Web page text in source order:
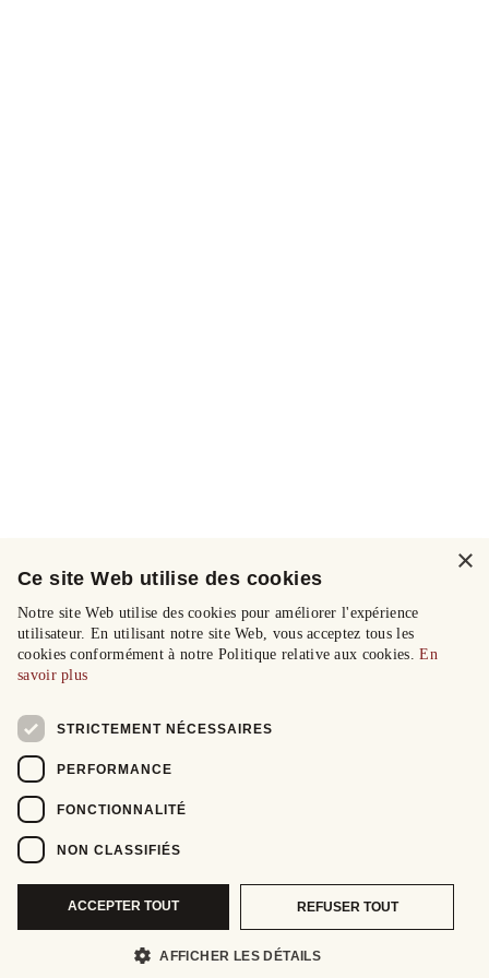
×
Ce site Web utilise des cookies
Notre site Web utilise des cookies pour améliorer l'expérience
utilisateur. En utilisant notre site Web, vous acceptez tous les
cookies conformément à notre Politique relative aux cookies.En
savoir plus
STRICTEMENT NÉCESSAIRES
PERFORMANCE
FONCTIONNALITÉ
NON CLASSIFIÉS
ACCEPTER TOUT REFUSER TOUT
AFFICHER LES DÉTAILS